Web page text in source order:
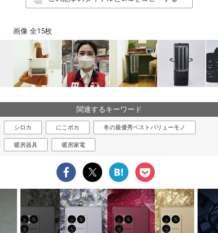
画像 全15枚
関連するキーワード
シロカ にこポカ 冬の最優秀ベストバリューモノ
暖房器具 暖房家電